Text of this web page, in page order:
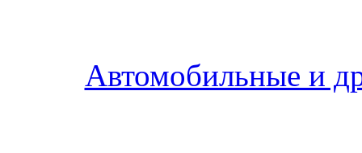
Автомобильные и